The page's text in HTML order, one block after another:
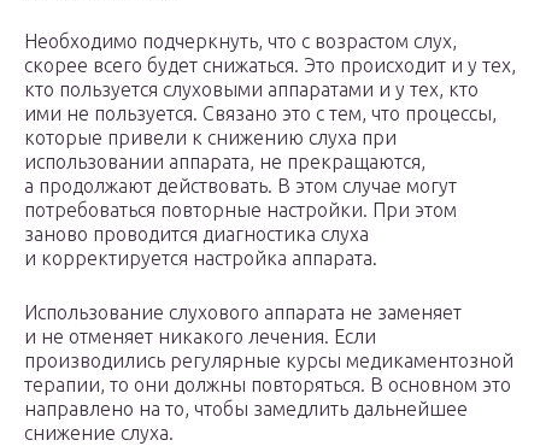
Необходимо подчеркнуть, что с возрастом слух,
скорее всего будет снижаться. Это происходит и у тех,
кто пользуется слуховыми аппаратами и у тех, кто
ими не пользуется. Связано это с тем, что процессы,
которые привели к снижению слуха при
использовании аппарата, не прекращаются,
а продолжают действовать. В этом случае могут
потребоваться повторные настройки. При этом
заново проводится диагностика слуха
и корректируется настройка аппарата.
Использование слухового аппарата не заменяет
и не отменяет никакого лечения. Если
производились регулярные курсы медикаментозной
терапии, то они должны повторяться. В основном это
направлено на то, чтобы замедлить дальнейшее
снижение слуха.